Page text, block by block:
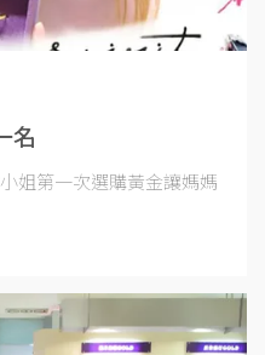
名
姐第一次選購黃金讓媽媽